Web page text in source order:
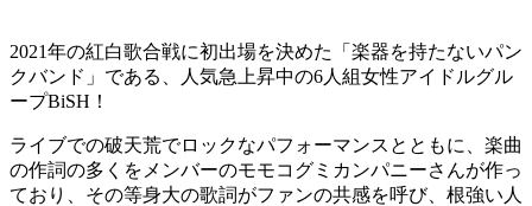
2021年の紅白歌合戦に初出場を決めた「楽器を持たないパン
クバンド」である、人気急上昇中の6人組女性アイドルグル
ープBiSH！
ライブでの破天荒でロックなパフォーマンスとともに、楽曲
の作詞の多くをメンバーのモモコグミカンパニーさんが作っ
ており、その等身大の歌詞がファンの共感を呼び、根強い人